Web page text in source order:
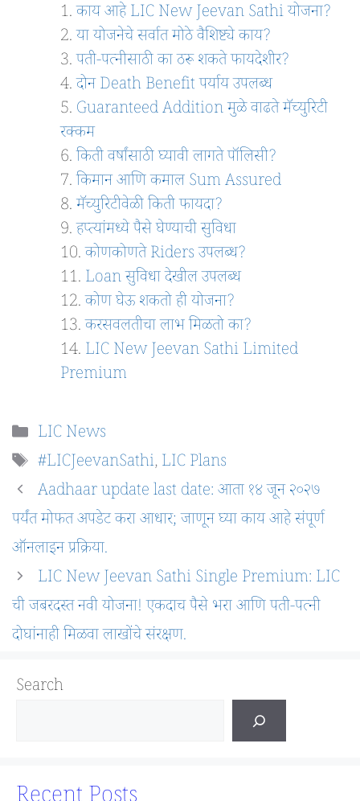
काय आहे LIC New Jeevan Sathi योजना?
या योजनेचे सर्वात मोठे वैशिष्ट्ये काय?
पती-पत्नीसाठी का ठरू शकते फायदेशीर?
दोन Death Benefit पर्याय उपलब्ध
Guaranteed Addition मुळे वाढते मॅच्युरिटी
रक्कम
किती वर्षांसाठी घ्यावी लागते पॉलिसी?
किमान आणि कमाल Sum Assured
मॅच्युरिटीवेळी किती फायदा?
हप्त्यांमध्ये पैसे घेण्याची सुविधा
कोणकोणते Riders उपलब्ध?
Loan सुविधा देखील उपलब्ध
कोण घेऊ शकतो ही योजना?
करसवलतीचा लाभ मिळतो का?
LIC New Jeevan Sathi Limited
Premium
Categories
LIC News
Tags
#LICJeevanSathi,LIC Plans
Aadhaar update last date: आता १४ जून २०२७
पर्यंत मोफत अपडेट करा आधार; जाणून घ्या काय आहे संपूर्ण
ऑनलाइन प्रक्रिया.
LIC New Jeevan Sathi Single Premium: LIC
ची जबरदस्त नवी योजना! एकदाच पैसे भरा आणि पती-पत्नी
दोघांनाही मिळवा लाखोंचे संरक्षण.
Search